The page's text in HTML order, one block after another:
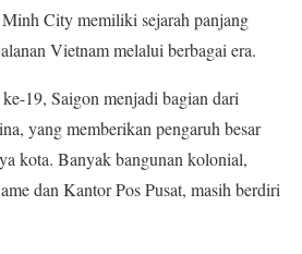
City memiliki sejarah panjang
Vietnam melalui berbagai era.
19, Saigon menjadi bagian dari
yang memberikan pengaruh besar
kota. Banyak bangunan kolonial,
dan Kantor Pos Pusat, masih berdiri